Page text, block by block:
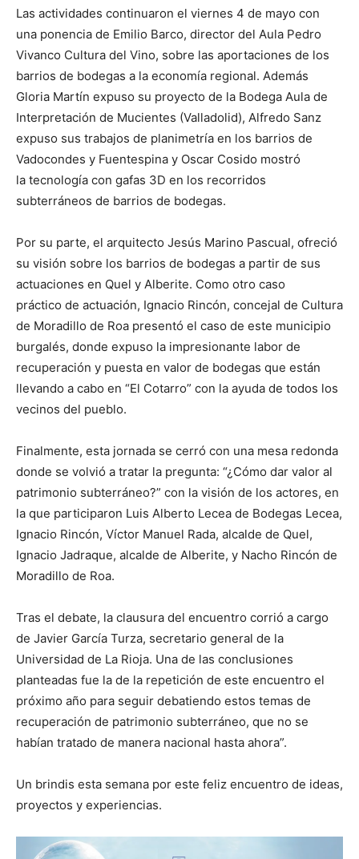
Las actividades continuaron el viernes 4 de mayo con
una ponencia de Emilio Barco, director del Aula Pedro
Vivanco Cultura del Vino, sobre las aportaciones de los
barrios de bodegas a la economía regional. Además
Gloria Martín expuso su proyecto de la Bodega Aula de
Interpretación de Mucientes (Valladolid), Alfredo Sanz
expuso sus trabajos de planimetría en los barrios de
Vadocondes y Fuentespina y Oscar Cosido mostró
la tecnología con gafas 3D en los recorridos
subterráneos de barrios de bodegas.
Por su parte, el arquitecto Jesús Marino Pascual, ofreció
su visión sobre los barrios de bodegas a partir de sus
actuaciones en Quel y Alberite. Como otro caso
práctico de actuación, Ignacio Rincón, concejal de Cultura
de Moradillo de Roa presentó el caso de este municipio
burgalés, donde expuso la impresionante labor de
recuperación y puesta en valor de bodegas que están
llevando a cabo en “El Cotarro” con la ayuda de todos los
vecinos del pueblo.
Finalmente, esta jornada se cerró con una mesa redonda
donde se volvió a tratar la pregunta: “¿Cómo dar valor al
patrimonio subterráneo?” con la visión de los actores, en
la que participaron Luis Alberto Lecea de Bodegas Lecea,
Ignacio Rincón, Víctor Manuel Rada, alcalde de Quel,
Ignacio Jadraque, alcalde de Alberite, y Nacho Rincón de
Moradillo de Roa.
Tras el debate, la clausura del encuentro corrió a cargo
de Javier García Turza, secretario general de la
Universidad de La Rioja. Una de las conclusiones
planteadas fue la de la repetición de este encuentro el
próximo año para seguir debatiendo estos temas de
recuperación de patrimonio subterráneo, que no se
habían tratado de manera nacional hasta ahora”.
Un brindis esta semana por este feliz encuentro de ideas,
proyectos y experiencias.